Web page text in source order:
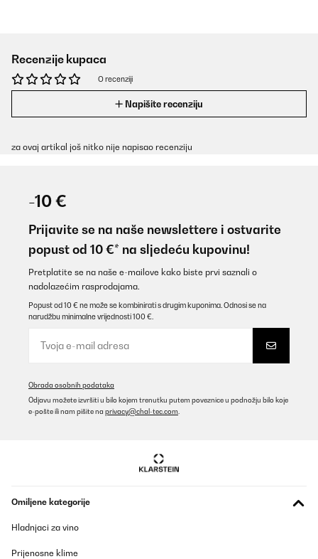
Recenzije kupaca
O recenziji
Napišite recenziju
za ovaj artikal još nitko nije napisao recenziju
-10 €
Prijavite se na naše newslettere i ostvarite
popust od 10 €* na sljedeću kupovinu!
Pretplatite se na naše e-mailove kako biste prvi saznali o
nadolazećim rasprodajama.
Popust od 10 € ne može se kombinirati s drugim kuponima. Odnosi se na
narudžbu minimalne vrijednosti 100 €.
Obrada osobnih podataka
Odjavu možete izvršiti u bilo kojem trenutku putem poveznice u podnožju bilo koje
e-pošte ili nam pišite na privacy@chal-tec.com
Omiljene kategorije
Hladnjaci za vino
Prijenosne klime